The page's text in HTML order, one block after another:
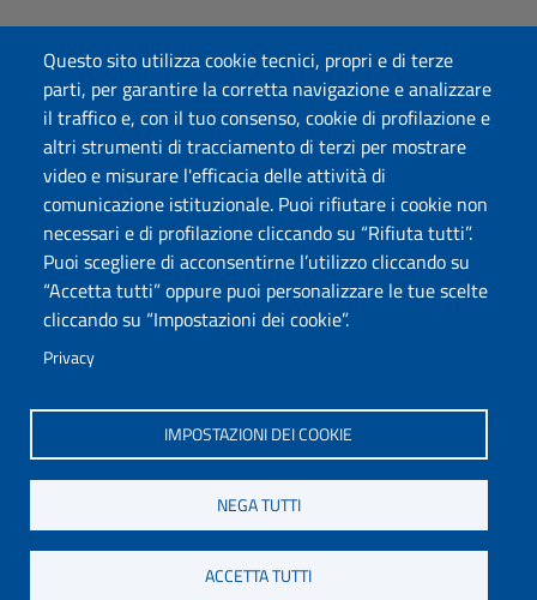
Questo sito utilizza cookie tecnici, propri e di terze
parti, per garantire la corretta navigazione e analizzare
il traffico e, con il tuo consenso, cookie di profilazione e
altri strumenti di tracciamento di terzi per mostrare
video e misurare l'efficacia delle attività di
comunicazione istituzionale. Puoi rifiutare i cookie non
necessari e di profilazione cliccando su “Rifiuta tutti”.
Puoi scegliere di acconsentirne l’utilizzo cliccando su
“Accetta tutti” oppure puoi personalizzare le tue scelte
cliccando su “Impostazioni dei cookie”.
Privacy
IMPOSTAZIONI DEI COOKIE
NEGA TUTTI
ACCETTA TUTTI
Università degli Studi di Sassari
Dipartimento di Storia, Scienze dell’Uomo e
della Formazione
Via Maurizio Zanfarino 62, 07100 Sassari
www.uniss.it
Bandi
Dichiarazione di accessibilità
Posta elettronica @uniss.it
Protocollo
Seguici su